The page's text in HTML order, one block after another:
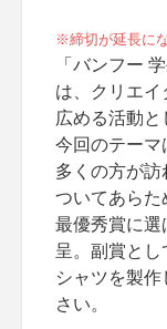
※締切が延長に
「バンフー
は、クリエイ
広める活動と
今回のテー
多くの方が
ついてあらた
最優秀賞に選
呈。副賞と
シャツを製
さい。